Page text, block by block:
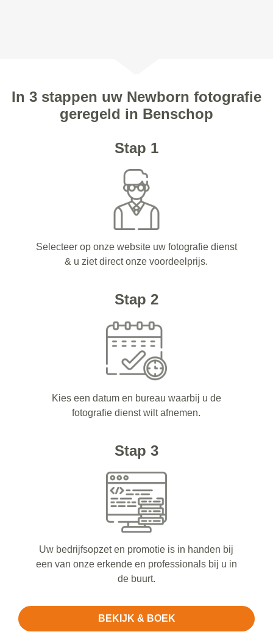
In 3 stappen uw Newborn fotografie
geregeld in Benschop
Stap 1
Selecteer op onze website uw fotografie dienst
& u ziet direct onze voordeelprijs.
Stap 2
Kies een datum en bureau waarbij u de
fotografie dienst wilt afnemen.
Stap 3
Uw bedrijfsopzet en promotie is in handen bij
een van onze erkende en professionals bij u in
de buurt.
BEKIJK & BOEK